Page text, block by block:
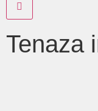
Tenaza